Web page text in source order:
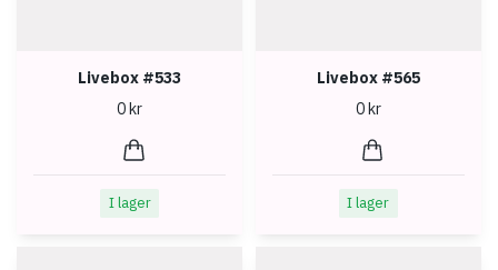
Livebox #533
0 kr
I lager
Livebox #565
0 kr
I lager